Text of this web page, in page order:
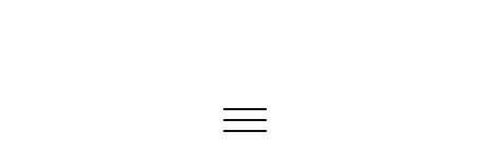
Schalte Navigation